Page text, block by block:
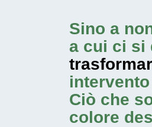
Sino a
a cui ci si
Ciò che
colore